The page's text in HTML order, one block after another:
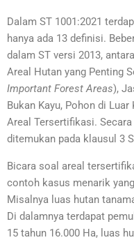
Dalam ST 1001:2021
hanya ada 13 definisi.
dalam ST versi 2013,
Areal Hutan yang Penting
Important Forest Areas),
Bukan Kayu, Pohon di
Areal Tersertifikasi.
ditemukan pada klausul 3
Bicara soal areal
contoh kasus menarik
Misalnya luas hutan
Di dalamnya terdapat
15 tahun 16.000 Ha, luas